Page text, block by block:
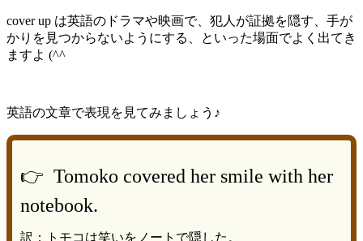
cover up は英語のドラマや映画で、犯人が証拠を隠す、手が
かりを見つからないようにする、といった場面でよく出てき
ますよ (^^
英語の文章で表現を見てみましょう♪
👉 Tomoko covered her smile with her
notebook.
訳：トモコは笑いをノートで隠した。